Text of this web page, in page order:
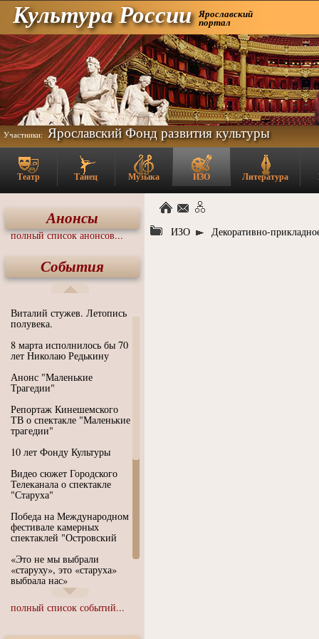
Культура России Ярославский
портал
Участники: Ярославский Фонд развития культуры
Театр Танец Музыка ИЗО Литература
Анонсы
полный список анонсов...
События
Виталий стужев. Летопись
полувека.
8 марта исполнилось бы 70
лет Николаю Редькину
Анонс "Маленькие
Трагедии"
Репортаж Кинешемского
ТВ о спектакле "Маленькие
трагедии"
10 лет Фонду Культуры
Видео сюжет Городского
Телеканала о спектакле
"Старуха"
Победа на Международном
фестивале камерных
спектаклей "Островский
«Это не мы выбрали
«старуху», это «старуха»
выбрала нас»
Иммерсивный спектакль
"Язык чистого полета
полный список событий...
ИЗО Декоративно-